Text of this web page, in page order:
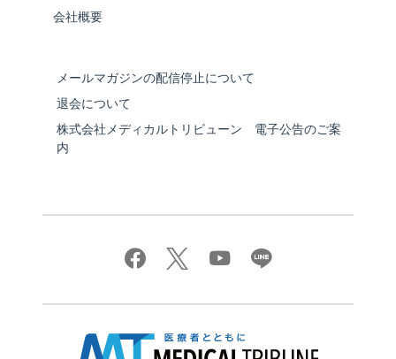
会社概要
メールマガジンの配信停止について
退会について
株式会社メディカルトリビューン 電子公告のご案
内